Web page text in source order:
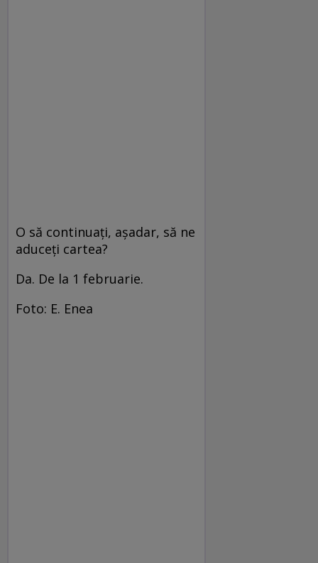
O să continuați, așadar, să ne
aduceți cartea?
Da. De la 1 februarie.
Foto: E. Enea